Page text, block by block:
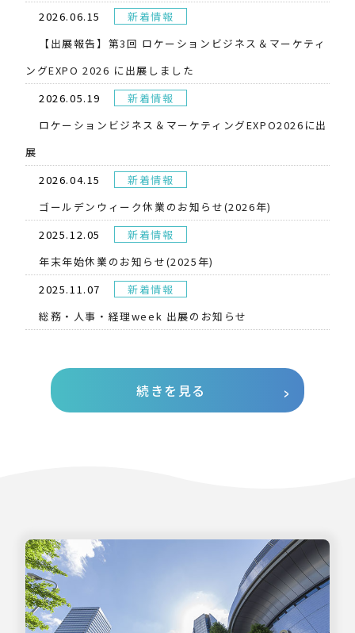
2026.06.15
新着情報
【出展報告】第3回 ロケーションビジネス＆マーケティ
ングEXPO 2026 に出展しました
2026.05.19
新着情報
​ロケーションビジネス＆マーケティングEXPO2026に出
展
2026.04.15
新着情報
ゴールデンウィーク休業のお知らせ(2026年)
2025.12.05
新着情報
年末年始休業のお知らせ(2025年)
2025.11.07
新着情報
総務・人事・経理week 出展のお知らせ
続きを見る